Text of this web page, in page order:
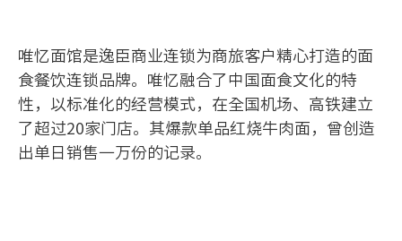
唯忆面馆是逸臣商业连锁为商旅客户精心打造的面
食餐饮连锁品牌。唯忆融合了中国面食文化的特
性，以标准化的经营模式，在全国机场、高铁建立
了超过20家门店。其爆款单品红烧牛肉面，曾创造
出单日销售一万份的记录。
联系我们